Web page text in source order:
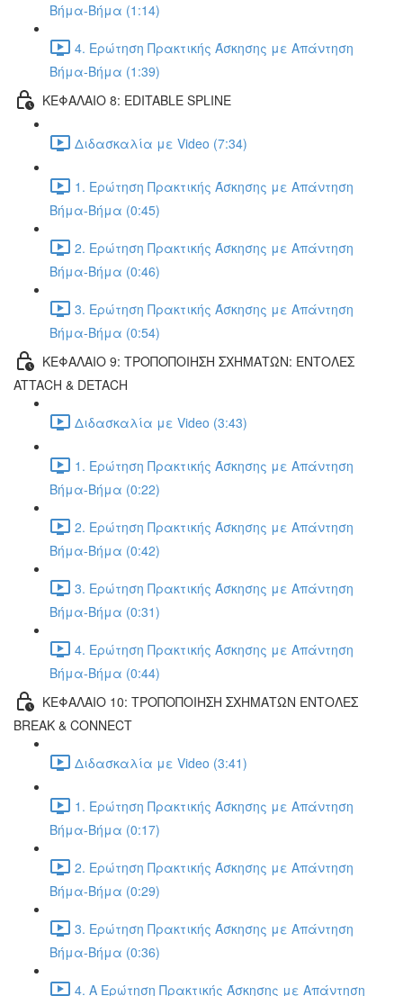
Βήμα-Βήμα (1:14)
4. Ερώτηση Πρακτικής Άσκησης με Απάντηση
Βήμα-Βήμα (1:39)
ΚΕΦΑΛΑΙΟ 8: EDITABLE SPLINE
Διδασκαλία με Video (7:34)
1. Ερώτηση Πρακτικής Άσκησης με Απάντηση
Βήμα-Βήμα (0:45)
2. Ερώτηση Πρακτικής Άσκησης με Απάντηση
Βήμα-Βήμα (0:46)
3. Ερώτηση Πρακτικής Άσκησης με Απάντηση
Βήμα-Βήμα (0:54)
ΚΕΦΑΛΑΙΟ 9: ΤΡΟΠΟΠΟΙΗΣΗ ΣΧΗΜΑΤΩΝ: ΕΝΤΟΛΕΣ
ATTACH & DETACH
Διδασκαλία με Video (3:43)
1. Ερώτηση Πρακτικής Άσκησης με Απάντηση
Βήμα-Βήμα (0:22)
2. Ερώτηση Πρακτικής Άσκησης με Απάντηση
Βήμα-Βήμα (0:42)
3. Ερώτηση Πρακτικής Άσκησης με Απάντηση
Βήμα-Βήμα (0:31)
4. Ερώτηση Πρακτικής Άσκησης με Απάντηση
Βήμα-Βήμα (0:44)
ΚΕΦΑΛΑΙΟ 10: ΤΡΟΠΟΠΟΙΗΣΗ ΣΧΗΜΑΤΩΝ ΕΝΤΟΛΕΣ
BREAK & CONNECT
Διδασκαλία με Video (3:41)
1. Ερώτηση Πρακτικής Άσκησης με Απάντηση
Βήμα-Βήμα (0:17)
2. Ερώτηση Πρακτικής Άσκησης με Απάντηση
Βήμα-Βήμα (0:29)
3. Ερώτηση Πρακτικής Άσκησης με Απάντηση
Βήμα-Βήμα (0:36)
4. Α Ερώτηση Πρακτικής Άσκησης με Απάντηση